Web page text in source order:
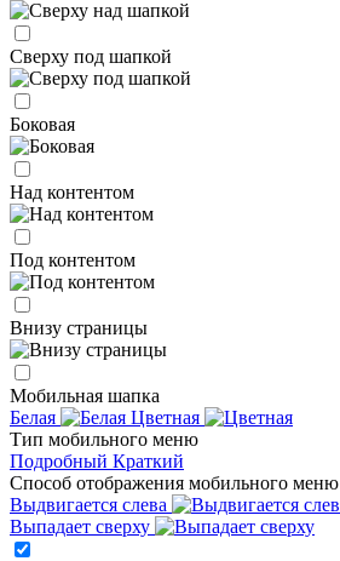
Сверху под шапкой
Боковая
Над контентом
Под контентом
Внизу страницы
Мобильная шапка
Белая
Цветная
Тип мобильного меню
Подробный Краткий
Способ отображения мобильного меню
Выдвигается слева
Выпадает сверху